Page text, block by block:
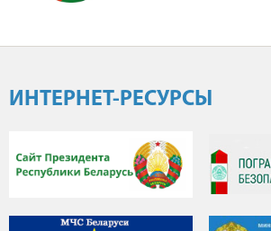
ИНТЕРНЕТ-РЕСУРСЫ